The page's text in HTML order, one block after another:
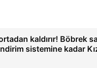
kaldırır! Böbrek
sistemine kadar